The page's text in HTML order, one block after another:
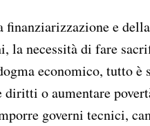
e
la necessità di fare
economico, tutto
diritti o aumentare
governi tecnici,